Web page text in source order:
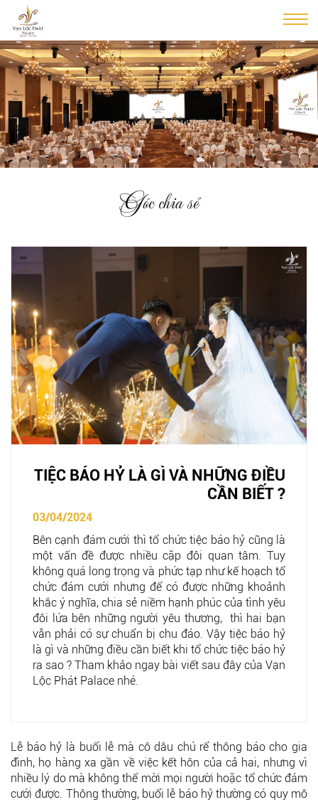
Góc chia sẻ
TIỆC BÁO HỶ LÀ GÌ VÀ NHỮNG ĐIỀU
CẦN BIẾT ?
03/04/2024
Bên cạnh đám cưới thì tổ chức tiệc báo hỷ cũng là
một vấn đề được nhiều cặp đôi quan tâm. Tuy
không quá long trọng và phức tạp như kế hoạch tổ
chức đám cưới nhưng để có được những khoảnh
khắc ý nghĩa, chia sẻ niềm hạnh phúc của tình yêu
đôi lứa bên những người yêu thương, thì hai bạn
vẫn phải có sự chuẩn bị chu đáo. Vậy tiệc báo hỷ
là gì và những điều cần biết khi tổ chức tiệc báo hỷ
ra sao ? Tham khảo ngay bài viết sau đây của Vạn
Lộc Phát Palace nhé.
Lễ báo hỷ là buổi lễ mà cô dâu chú rể thông báo cho gia
đình, họ hàng xa gần về việc kết hôn của cả hai, nhưng vì
nhiều lý do mà không thể mời mọi người hoặc tổ chức đám
cưới được. Thông thường, buổi lễ báo hỷ thường có quy mô